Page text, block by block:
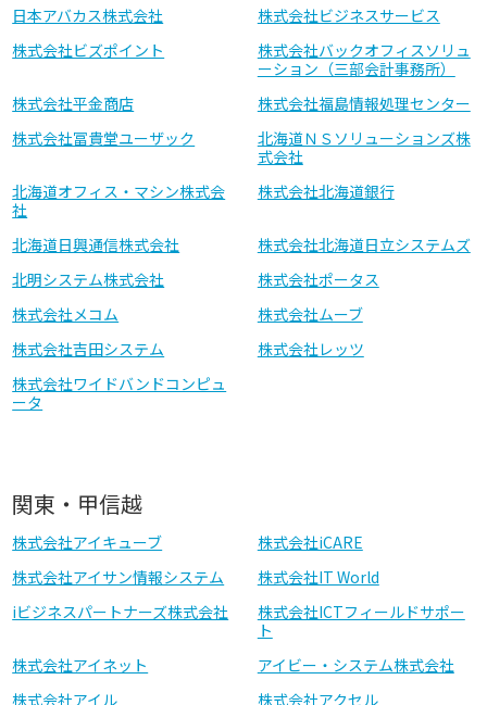
日本アバカス株式会社
株式会社ビジネスサービス
株式会社ビズポイント
株式会社バックオフィスソリュ
ーション（三部会計事務所）
株式会社平金商店
株式会社福島情報処理センター
株式会社冨貴堂ユーザック
北海道ＮＳソリューションズ株
式会社
北海道オフィス・マシン株式会
社
株式会社北海道銀行
北海道日興通信株式会社
株式会社北海道日立システムズ
北明システム株式会社
株式会社ポータス
株式会社メコム
株式会社ムーブ
株式会社吉田システム
株式会社レッツ
株式会社ワイドバンドコンピュ
ータ
関東・甲信越
株式会社アイキューブ
株式会社iCARE
株式会社アイサン情報システム
株式会社IT World
iビジネスパートナーズ株式会社
株式会社ICTフィールドサポー
ト
株式会社アイネット
アイビー・システム株式会社
株式会社アイル
株式会社アクセル